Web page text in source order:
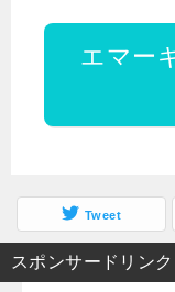
エマー
Tweet
スポンサードリンク